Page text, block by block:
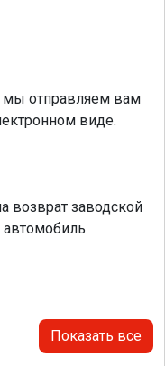
мы отправляем вам
виде.
возврат заводской
Показать все